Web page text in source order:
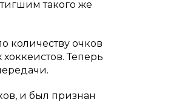
такого же
количеству очков
Теперь
и был признан